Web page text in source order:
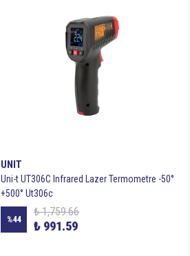
UNIT
Uni-t UT306C Infrared Lazer Termometre -50°
+500° Ut306c
%44
₺ 1,759.66
₺ 991.59